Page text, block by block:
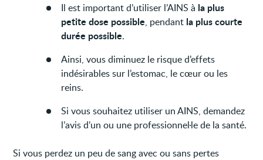
Il est important d’utiliser l’AINS à la plus
petite dose possible, pendant la plus courte
durée possible.
Ainsi, vous diminuez le risque d’effets
indésirables sur l’estomac, le cœur ou les
reins.
Si vous souhaitez utiliser un AINS, demandez
l’avis d’un ou une professionnel·le de la santé.
Si vous perdez un peu de sang avec ou sans pertes